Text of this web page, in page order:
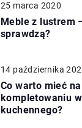
25 marca 2020
Meble z lustrem
sprawdzą?
14 października
Co warto mieć
kompletowaniu
kuchennego?